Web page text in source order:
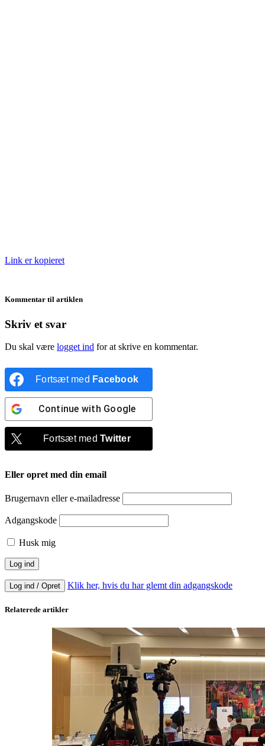
Link er kopieret
Kommentar til artiklen
Skriv et svar
Du skal være logget ind for at skrive en kommentar.
Fortsæt med Facebook
Continue with Google
Fortsæt medTwitter
Eller opret med din email
Brugernavn eller e-mailadresse
Adgangskode
Husk mig
Log ind / Opret Klik her, hvis du har glemt din adgangskode
Relaterede artikler